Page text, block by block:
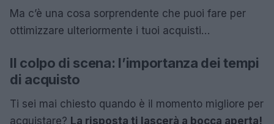
Ma c’è una cosa sorprendente che puoi fare per
ottimizzare ulteriormente i tuoi acquisti…
Il colpo di scena: l’importanza dei tempi
di acquisto
Ti sei mai chiesto quando è il momento migliore per
acquistare? La risposta ti lascerà a bocca aperta!